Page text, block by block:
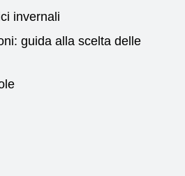
invernali
guida alla scelta delle